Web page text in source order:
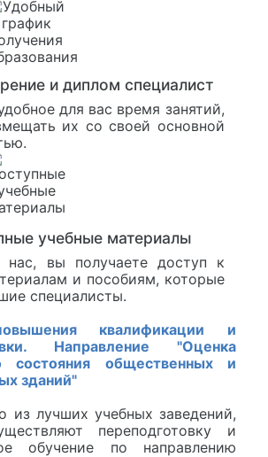
и диплом специалист
для вас время занятий,
их со своей основной
учебные материалы
нас, вы получаете доступ к
и пособиям, которые
специалисты.
квалификации и
Направление "Оценка
состояния общественных и
зданий"
лучших учебных заведений,
переподготовку и
обучение по направлению